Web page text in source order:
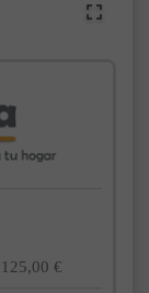
125,00 €